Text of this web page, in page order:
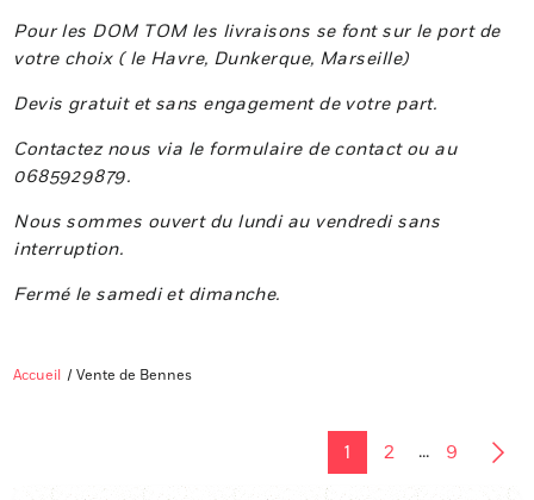
Pour les DOM TOM les livraisons se font sur le port de
votre choix ( le Havre, Dunkerque, Marseille)
Devis gratuit et sans engagement de votre part.
Contactez nous via le formulaire de contact ou au
0685929879.
Nous sommes ouvert du lundi au vendredi sans
interruption.
Fermé le samedi et dimanche.
Accueil Vente de Bennes
1 2 ... 9